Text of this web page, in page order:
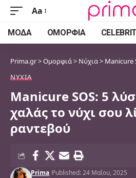
Font
Resizer
Aa
ΜΌΔΑ ΟΜΟΡΦΙΆ
Prima.gr>Ομορφιά> Νύχια> Manicure SOS: 5
ΝΎΧΙΑ
Manicure SOS: 5
χαλάς το νύχι σου
ραντεβού
Prima Published: 24 Μαΐου, 2025